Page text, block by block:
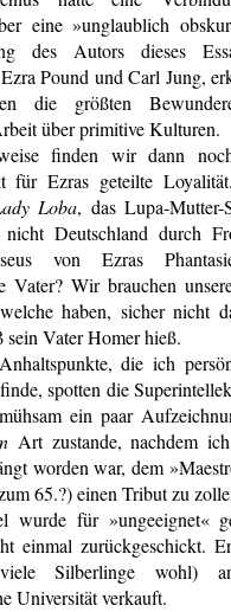
eine »unglaublich
des Autors dieses
Pound und Carl Jung,
die größten
über primitive Kulturen.
finden wir dann
für Ezras geteilte
Loba, das Lupa-Mutter-
Deutschland durch
von Ezras
Vater? Wir brauchen
haben, sicher nicht
sein Vater Homer hieß.
die ich
spotten die
ein paar
Art zustande, nachdem
worden war, dem
65.?) einen Tribut zu
wurde für »ungeeignet«
einmal zurückgeschickt.
Silberlinge wohl)
Universität verkauft.